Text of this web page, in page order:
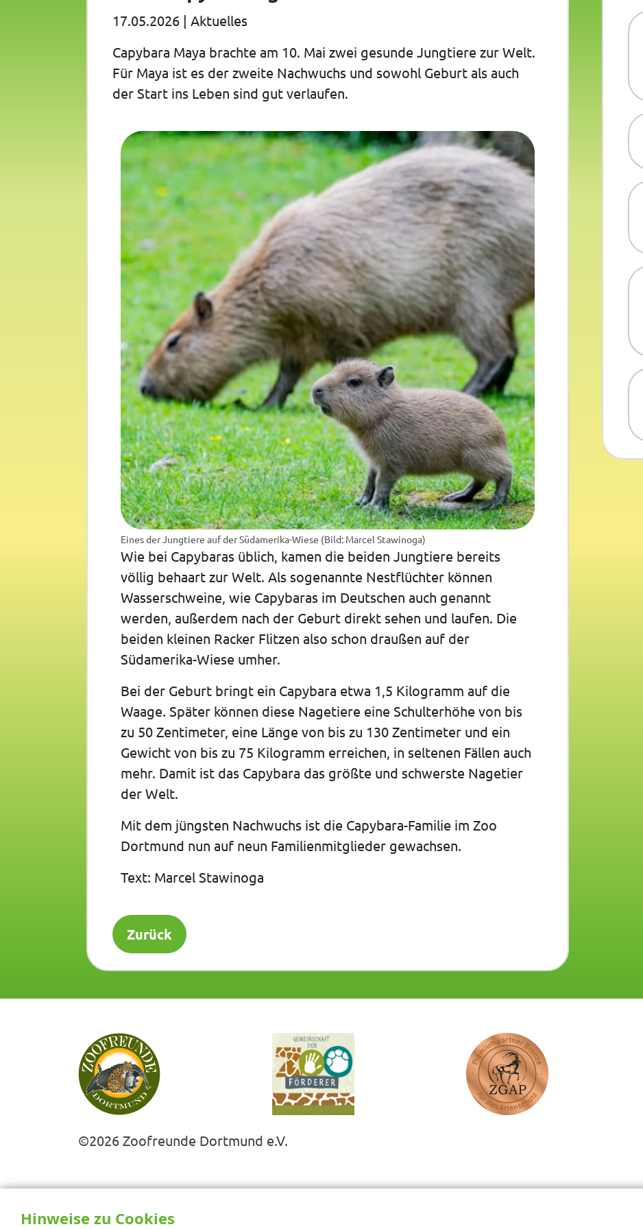
17.05.2026 | Aktuelles
Capybara Maya brachte am 10. Mai zwei gesunde Jungtiere zur Welt.
Für Maya ist es der zweite Nachwuchs und sowohl Geburt als auch
der Start ins Leben sind gut verlaufen.
Eines der Jungtiere auf der Südamerika-Wiese (Bild: Marcel Stawinoga)
Wie bei Capybaras üblich, kamen die beiden Jungtiere bereits
völlig behaart zur Welt. Als sogenannte Nestflüchter können
Wasserschweine, wie Capybaras im Deutschen auch genannt
werden, außerdem nach der Geburt direkt sehen und laufen. Die
beiden kleinen Racker Flitzen also schon draußen auf der
Südamerika-Wiese umher.
Bei der Geburt bringt ein Capybara etwa 1,5 Kilogramm auf die
Waage. Später können diese Nagetiere eine Schulterhöhe von bis
zu 50 Zentimeter, eine Länge von bis zu 130 Zentimeter und ein
Gewicht von bis zu 75 Kilogramm erreichen, in seltenen Fällen auch
mehr. Damit ist das Capybara das größte und schwerste Nagetier
der Welt.
Mit dem jüngsten Nachwuchs ist die Capybara-Familie im Zoo
Dortmund nun auf neun Familienmitglieder gewachsen.
Text: Marcel Stawinoga
Zurück
©2026 Zoofreunde Dortmund e.V.
Hinweise zu Cookies